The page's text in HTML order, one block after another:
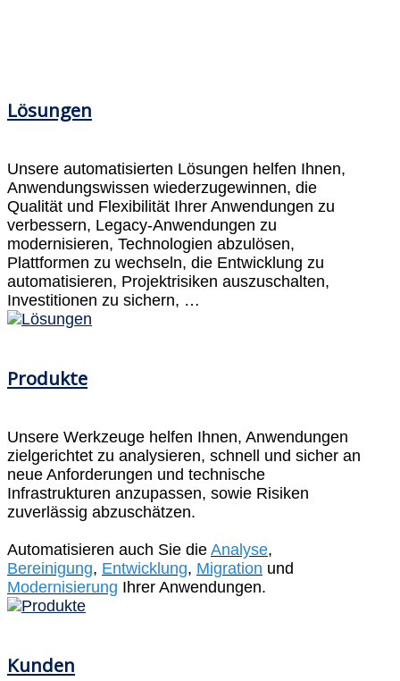
Lösungen
Unsere automatisierten Lösungen helfen Ihnen,
Anwendungswissen wiederzugewinnen, die
Qualität und Flexibilität Ihrer Anwendungen zu
verbessern, Legacy-Anwendungen zu
modernisieren, Technologien abzulösen,
Plattformen zu wechseln, die Entwicklung zu
automatisieren, Projektrisiken auszuschalten,
Investitionen zu sichern, …
Produkte
Unsere Werkzeuge helfen Ihnen, Anwendungen
zielgerichtet zu analysieren, schnell und sicher an
neue Anforderungen und technische
Infrastrukturen anzupassen, sowie Risiken
zuverlässig abzuschätzen.
Automatisieren auch Sie die Analyse,
Bereinigung, Entwicklung, Migration und
Modernisierung Ihrer Anwendungen.
Kunden